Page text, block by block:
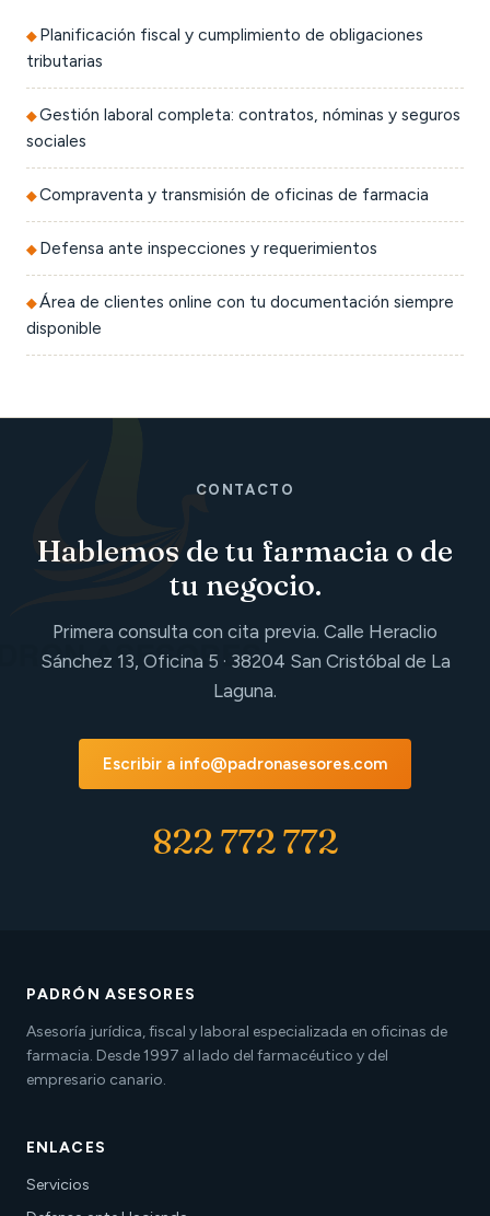
Planificación fiscal y cumplimiento de obligaciones
tributarias
Gestión laboral completa: contratos, nóminas y seguros
sociales
Compraventa y transmisión de oficinas de farmacia
Defensa ante inspecciones y requerimientos
Área de clientes online con tu documentación siempre
disponible
CONTACTO
Hablemos de tu farmacia o de
tu negocio.
Primera consulta con cita previa. Calle Heraclio
Sánchez 13, Oficina 5 · 38204 San Cristóbal de La
Laguna.
Escribir a info@padronasesores.com
822 772 772
PADRÓN ASESORES
Asesoría jurídica, fiscal y laboral especializada en oficinas de
farmacia. Desde 1997 al lado del farmacéutico y del
empresario canario.
ENLACES
Servicios